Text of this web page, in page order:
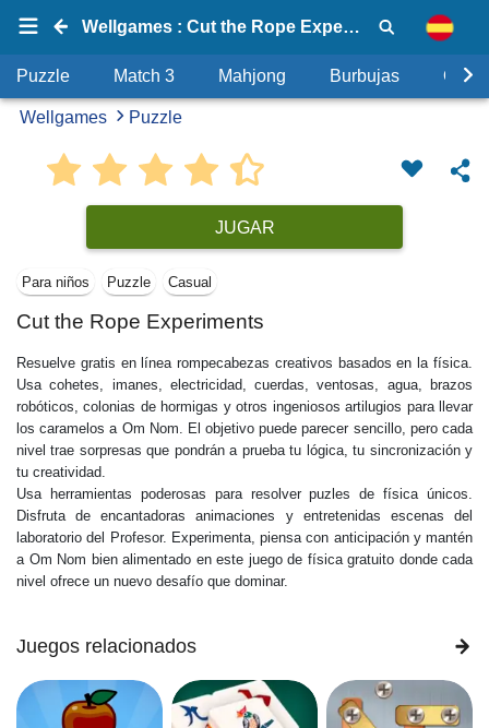
Wellgames : Cut the Rope Experiments
Puzzle Match 3 Mahjong Burbujas
Wellgames Puzzle
JUGAR
Para niños Puzzle Casual
Cut the Rope Experiments
Resuelve gratis en línea rompecabezas creativos basados en la física.
Usa cohetes, imanes, electricidad, cuerdas, ventosas, agua, brazos
robóticos, colonias de hormigas y otros ingeniosos artilugios para llevar
los caramelos a Om Nom. El objetivo puede parecer sencillo, pero cada
nivel trae sorpresas que pondrán a prueba tu lógica, tu sincronización y
tu creatividad.
Usa herramientas poderosas para resolver puzles de física únicos.
Disfruta de encantadoras animaciones y entretenidas escenas del
laboratorio del Profesor. Experimenta, piensa con anticipación y mantén
a Om Nom bien alimentado en este juego de física gratuito donde cada
nivel ofrece un nuevo desafío que dominar.
Juegos relacionados